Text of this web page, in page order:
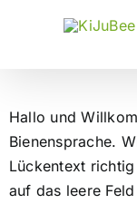
Hallo und
Bienensprache.
Lückentext
auf das leere